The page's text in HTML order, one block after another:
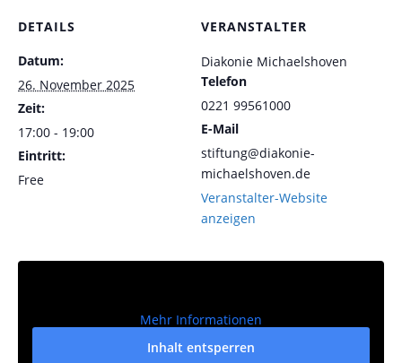
DETAILS
Datum:
26. November 2025
Zeit:
17:00 - 19:00
Eintritt:
Free
VERANSTALTER
Diakonie Michaelshoven
Telefon
0221 99561000
E-Mail
stiftung@diakonie-
michaelshoven.de
Veranstalter-Website
anzeigen
Mehr Informationen
Inhalt entsperren